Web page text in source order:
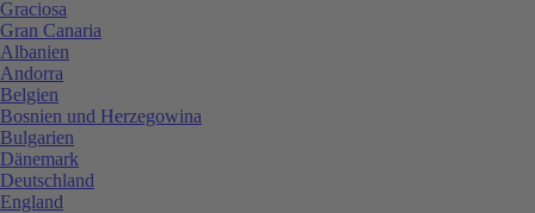
Graciosa
Gran Canaria
Albanien
Andorra
Belgien
Bosnien und Herzegowina
Bulgarien
Dänemark
Deutschland
England